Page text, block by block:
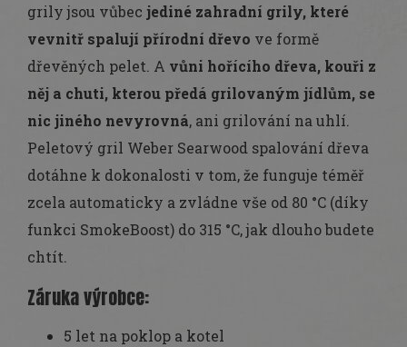
grily jsou vůbec jediné zahradní grily, které
vevnitř spalují přírodní dřevo ve formě
dřevěných pelet. A vůni hořícího dřeva, kouři z
něj a chuti, kterou předá grilovaným jídlům, se
nic jiného nevyrovná, ani grilování na uhlí.
Peletový gril Weber Searwood spalování dřeva
dotáhne k dokonalosti v tom, že funguje téměř
zcela automaticky a zvládne vše od 80 °C (díky
funkci SmokeBoost) do 315 °C, jak dlouho budete
chtít.
Záruka výrobce:
5 let na poklop a kotel